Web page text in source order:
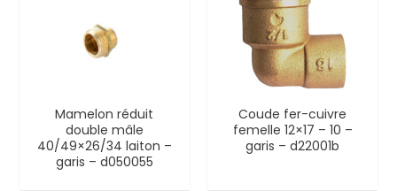
Mamelon réduit
double mâle
40/49×26/34 laiton –
garis – d050055
Coude fer-cuivre
femelle 12×17 – 10 –
garis – d22001b